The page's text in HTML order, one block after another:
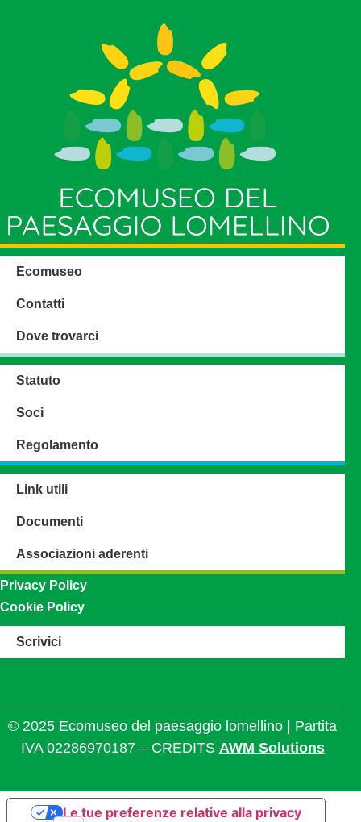
Ecomuseo
Contatti
Dove trovarci
Statuto
Soci
Regolamento
Link utili
Documenti
Associazioni aderenti
Privacy Policy
Cookie Policy
Scrivici
© 2025 Ecomuseo del paesaggio lomellino | Partita
IVA 02286970187 – CREDITS AWM Solutions
Le tue preferenze relative alla privacy